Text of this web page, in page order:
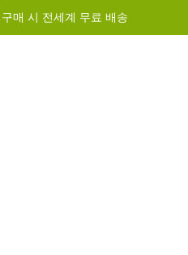
매 시 전세계 무료 배송